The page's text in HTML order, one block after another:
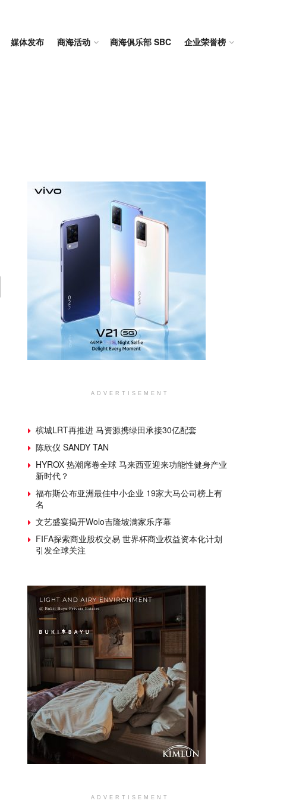
媒体发布 商海活动 商海俱乐部 SBC 企业荣誉榜
ADVERTISEMENT
槟城LRT再推进 马资源携绿田承接30亿配套
陈欣仪 SANDY TAN
HYROX 热潮席卷全球 马来西亚迎来功能性健身产业
新时代？
福布斯公布亚洲最佳中小企业 19家大马公司榜上有
名
文艺盛宴揭开Wolo吉隆坡满家乐序幕
FIFA探索商业股权交易 世界杯商业权益资本化计划
引发全球关注
ADVERTISEMENT